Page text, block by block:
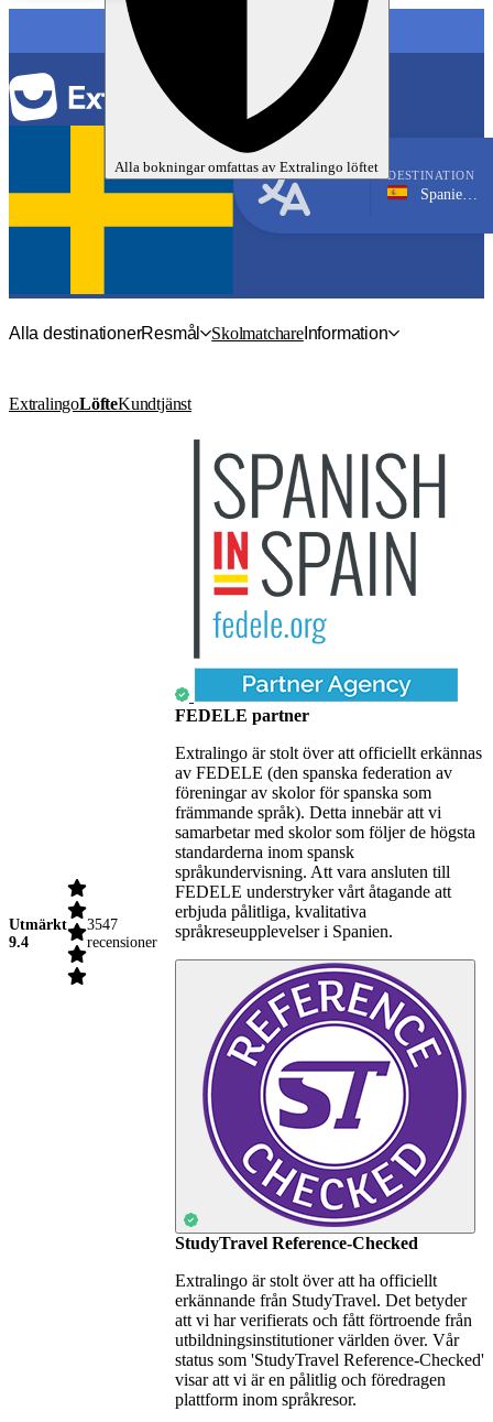
Alla bokningar omfattas av Extralingo löftet
DESTINATION
Spanien, Palma
Alla destinationerResmål SkolmatchareInformation
ExtralingoLöfteKundtjänst
Utmärkt
9.4
3547
recensioner
FEDELE partner
Extralingo är stolt över att officiellt erkännas
av FEDELE (den spanska federation av
föreningar av skolor för spanska som
främmande språk). Detta innebär att vi
samarbetar med skolor som följer de högsta
standarderna inom spansk
språkundervisning. Att vara ansluten till
FEDELE understryker vårt åtagande att
erbjuda pålitliga, kvalitativa
språkreseupplevelser i Spanien.
StudyTravel Reference-Checked
Extralingo är stolt över att ha officiellt
erkännande från StudyTravel. Det betyder
att vi har verifierats och fått förtroende från
utbildningsinstitutioner världen över. Vår
status som 'StudyTravel Reference-Checked'
visar att vi är en pålitlig och föredragen
plattform inom språkresor.